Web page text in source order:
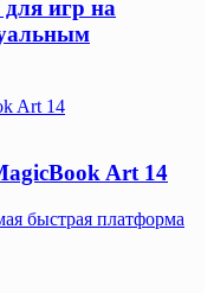
игр на
Art 14
Art 14
быстрая платформа